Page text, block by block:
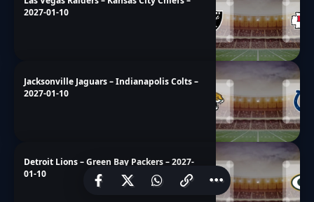
2027-01-10
Jacksonville Jaguars – Indianapolis Colts –
2027-01-10
Detroit Lions – Green Bay Packers – 2027-
01-10